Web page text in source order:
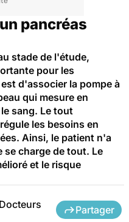
pancréas
stade de l'étude,
pour les
d'associer la pompe à
qui mesure en
sang. Le tout
les besoins en
Ainsi, le patient n'a
se charge de tout. Le
et le risque
Partager